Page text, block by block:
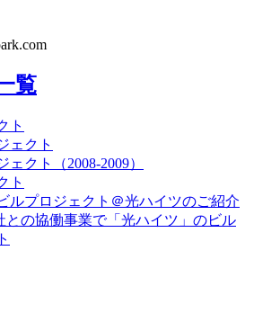
覧
ト
ェクト
クト（2008-2009）
ト
ルプロジェクト＠光ハイツのご紹介
との協働事業で「光ハイツ」のビル